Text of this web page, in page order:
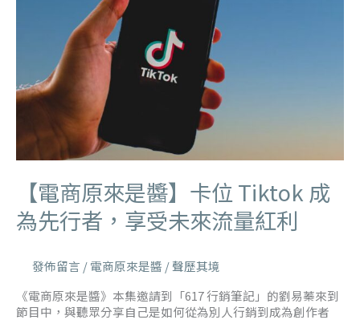
【電商原來是醬】卡位 Tiktok 成
為先行者，享受未來流量紅利
發佈留言 /電商原來是醬 /聲歷其境
《電商原來是醬》本集邀請到「617 行銷筆記」的劉易蓁來到
節目中，與聽眾分享自己是如何從為別人行銷到成為創作者